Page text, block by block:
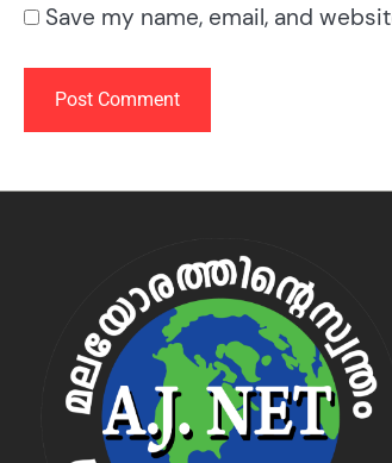
Save my name, email, and